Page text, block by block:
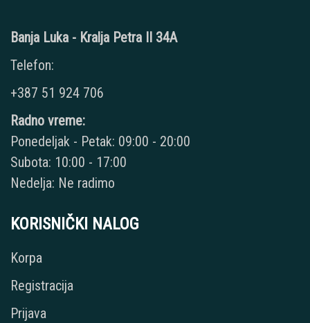
Banja Luka - Kralja Petra II 34A
Telefon:
+387 51 924 706
Radno vreme:
Ponedeljak - Petak: 09:00 - 20:00
Subota: 10:00 - 17:00
Nedelja: Ne radimo
KORISNIČKI NALOG
Korpa
Registracija
Prijava